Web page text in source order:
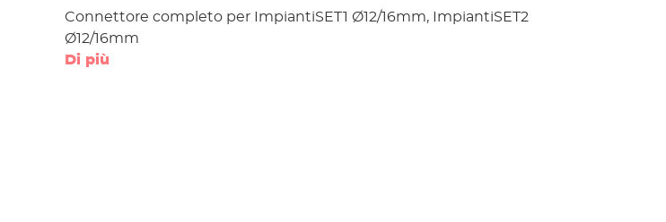
Connettore completo per ImpiantiSET1 Ø12/16mm, ImpiantiSET2
Ø12/16mm
Di più